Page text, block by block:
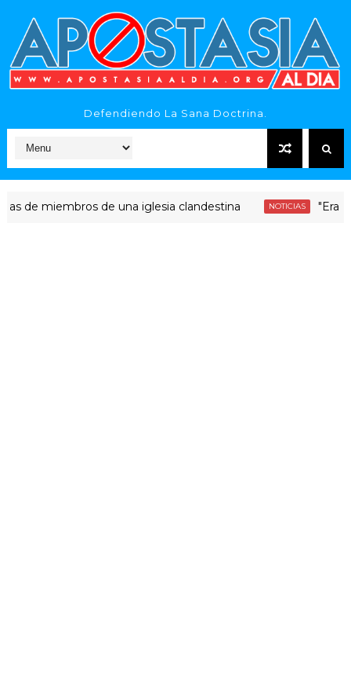
Defendiendo La Sana Doctrina.
miembros de una iglesia clandestina NOTICIAS "Era dinero